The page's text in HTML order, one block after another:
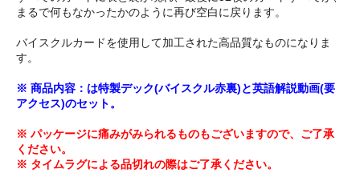
まるで何もなかったかのように再び空白に戻ります。
バイスクルカードを使用して加工された高品質なものになりま
す。
※ 商品内容：は特製デック(バイスクル赤裏)と英語解説動画(要
アクセス)のセット。
※ パッケージに痛みがみられるものもございますので、ご了承
ください。
※ タイムラグによる品切れの際はご了承ください。